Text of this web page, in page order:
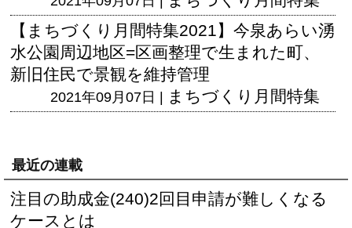
【まちづくり月間特集2021】今泉あらい湧
水公園周辺地区=区画整理で生まれた町、
新旧住民で景観を維持管理
2021年09月07日 | まちづくり月間特集
最近の連載
注目の助成金(240)2回目申請が難しくなる
ケースとは